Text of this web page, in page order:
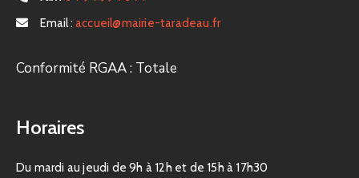
Email : accueil@mairie-taradeau.fr
Conformité RGAA : Totale
Horaires
Du mardi au jeudi de 9h à 12h et de 15h à 17h30